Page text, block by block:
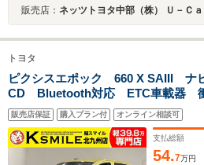
販売店： ネッツトヨタ中部（株） Ｕ－Ｃ
トヨタ
ピクシスエポック 660 X SAIII
CD Bluetooth対応 ETC車載器
横滑り防止装置 車線逸脱防止装
障害物センサー アイドリングスト
イト キーレス
販売店保証 購入プラン付 オンライン相談可
支払総額
54.7万円